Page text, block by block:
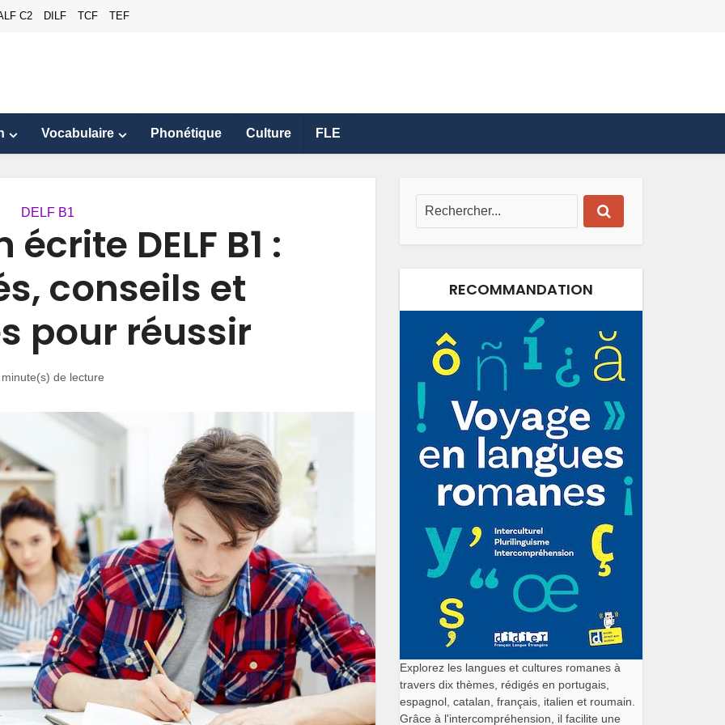
C2 DILF TCF TEF
Vocabulaire Phonétique Culture FLE
DELF B1
DELF B1 :
conseils et
pour réussir
de lecture
RECOMMANDATION
Explorez les langues et cultures romanes à
travers dix thèmes, rédigés en portugais,
espagnol, catalan, français, italien et roumain.
Grâce à l'intercompréhension, il facilite une